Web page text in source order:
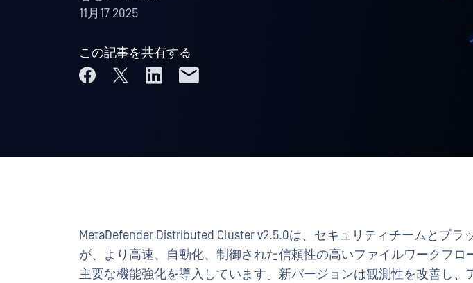
11月17 2025
この記事を共有する
MetaDefender Distributed Cluster v2.5.0は、セキュリティチームとプラ
が、より高速、自動化、制御された信頼性の高いファイルワークフロ
主要な機能強化を導入しています。新バージョンは観測性を改善し、